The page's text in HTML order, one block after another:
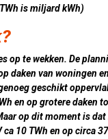
is miljard kWh)
op te wekken. De
daken van woningen
geschikt
en op grotere daken
op dit moment is
10 TWh en op circa